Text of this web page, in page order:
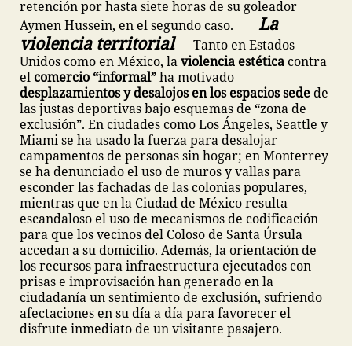
retención por hasta siete horas de su goleador
Aymen Hussein, en el segundo caso. La
violencia territorial
Tanto en Estados
Unidos como en México, laviolencia estética contra
el comercio “informal”ha motivado
desplazamientos y desalojos en los espacios sedede
las justas deportivas bajo esquemas de “zona de
exclusión”. En ciudades como Los Ángeles, Seattle y
Miami se ha usado la fuerza para desalojar
campamentos de personas sin hogar; en Monterrey
se ha denunciado el uso de muros y vallas para
esconder las fachadas de las colonias populares,
mientras que en la Ciudad de México resulta
escandaloso el uso de mecanismos de codificación
para que los vecinos del Coloso de Santa Úrsula
accedan a su domicilio. Además, la orientación de
los recursos para infraestructura ejecutados con
prisas e improvisación han generado en la
ciudadanía un sentimiento de exclusión, sufriendo
afectaciones en su día a día para favorecer el
disfrute inmediato de un visitante pasajero.